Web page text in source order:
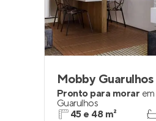
Mobby Guarulhos
Pronto para morar em
Guarulhos
45 e 48 m²